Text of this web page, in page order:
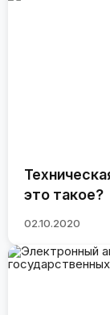
это такое?
02.10.2020